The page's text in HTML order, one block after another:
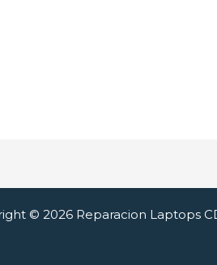
© 2026 Reparacion Laptops